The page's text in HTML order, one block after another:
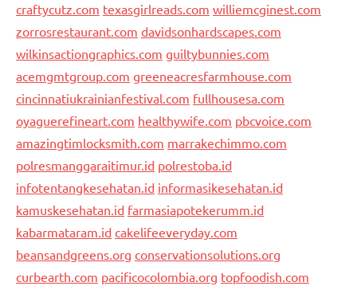
craftycutz.com texasgirlreads.com williemcginest.com
zorrosrestaurant.com davidsonhardscapes.com
wilkinsactiongraphics.com guiltybunnies.com
acemgmtgroup.com greeneacresfarmhouse.com
cincinnatiukrainianfestival.com fullhousesa.com
oyaguerefineart.com healthywife.com pbcvoice.com
amazingtimlocksmith.com marrakechimmo.com
polresmanggaraitimur.id polrestoba.id
infotentangkesehatan.id informasikesehatan.id
kamuskesehatan.id farmasiapotekerumm.id
kabarmataram.id cakelifeeveryday.com
beansandgreens.org conservationsolutions.org
curbearth.com pacificocolombia.org topfoodish.com